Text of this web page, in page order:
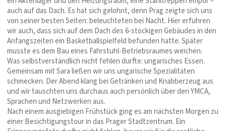
auch auf das Dach. Es hat sich gelohnt, denn Prag zeigte sich uns
von seiner besten Seiten: beleuchteten bei Nacht. Hier erfuhren
wir auch, dass sich auf dem Dach des 6-stöckigen Gebäudes in den
Anfangszeiten ein Basketballspielfeld befunden hatte. Später
musste es dem Bau eines Fahrstuhl-Betriebsraumes weichen.
Was selbstverständlich nicht fehlen durfte: ungarisches Essen.
Gemeinsam mit Sara ließen wir uns ungarische Spezialitäten
schmecken. Der Abend klang bei Getränken und Knabberzeug aus
und wir tauschten uns durchaus auch persönlich über den YMCA,
Sprachen und Netzwerken aus.
Nach einem ausgiebigen Frühstück ging es am nächsten Morgen zu
einer Besichtigungstour in das Prager Stadtzentrum. Ein